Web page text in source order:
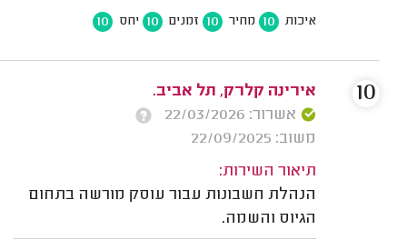
איכות 10 מחיר 10 זמנים 10 יחס 10
אירינה קלרק, תל אביב.
אשרור: 22/03/2026
משוב: 22/09/2025
תיאור השירות:
הנהלת חשבונות עבור עוסק מורשה בתחום
הגיוס והשמה.
10